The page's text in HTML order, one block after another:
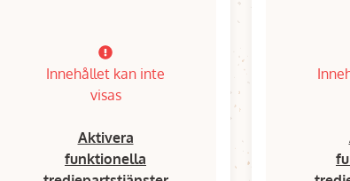
Innehållet kan inte
visas
Aktivera
funktionella